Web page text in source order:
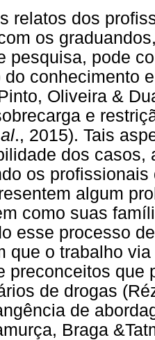
relatos dos
os
pesquisa, pode
do conhecimento
Oliveira &
e
., 2015). Tais
dos casos,
os
algum
como suas
esse processo
que o trabalho
preconceitos que
de drogas
de
Braga